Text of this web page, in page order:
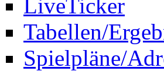
LiveTicker
Tabellen/
Spielpläne/